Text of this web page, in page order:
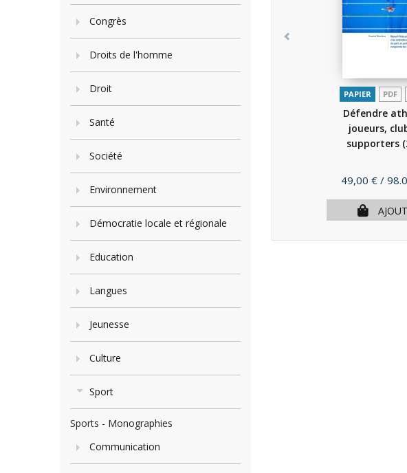
Congrès
Droits de l'homme
Droit
Santé
Société
Environnement
Démocratie locale et régionale
Education
Langues
Jeunesse
Culture
Sport
Sports - Monographies
Communication
PAPIER PDF
Défendre
joueurs,
supporters
Prix
49,00 € /